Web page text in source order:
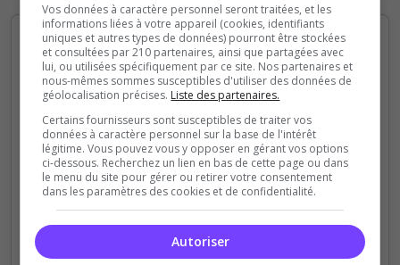
0
100
200
300
400
Jan Feb Mar
Vos données à caractère personnel seront traitées, et les
informations liées à votre appareil (cookies, identifiants
uniques et autres types de données) pourront être stockées
et consultées par 210 partenaires, ainsi que partagées avec
lui, ou utilisées spécifiquement par ce site. Nos partenaires et
nous-mêmes sommes susceptibles d'utiliser des données de
géolocalisation précises. Liste des partenaires.
Certains fournisseurs sont susceptibles de traiter vos
données à caractère personnel sur la base de l'intérêt
légitime. Vous pouvez vous y opposer en gérant vos options
ci-dessous. Recherchez un lien en bas de cette page ou dans
le menu du site pour gérer ou retirer votre consentement
dans les paramètres des cookies et de confidentialité.
Autoriser